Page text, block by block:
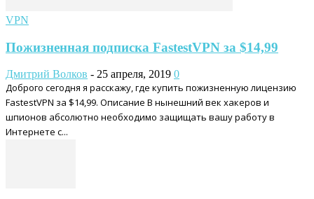
VPN
Пожизненная подписка FastestVPN за $14,99
Дмитрий Волков - 25 апреля, 2019 0
Доброго сегодня я расскажу, где купить пожизненную лицензию
FastestVPN за $14,99. Описание В нынешний век хакеров и
шпионов абсолютно необходимо защищать вашу работу в
Интернете с...